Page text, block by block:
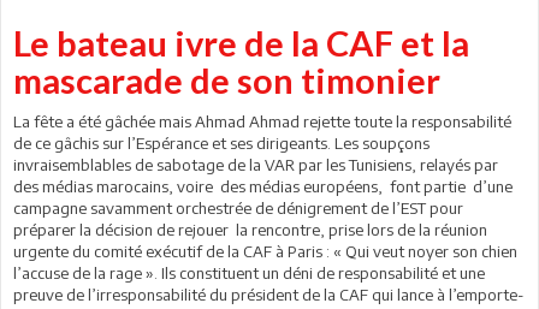
Le bateau ivre de la CAF et la
mascarade de son timonier
La fête a été gâchée mais Ahmad Ahmad rejette toute la responsabilité
de ce gâchis sur l’Espérance et ses dirigeants. Les soupçons
invraisemblables de sabotage de la VAR par les Tunisiens, relayés par
des médias marocains, voire des médias européens, font partie d’une
campagne savamment orchestrée de dénigrement de l’EST pour
préparer la décision de rejouer la rencontre, prise lors de la réunion
urgente du comité exécutif de la CAF à Paris : « Qui veut noyer son chien
l’accuse de la rage ». Ils constituent un déni de responsabilité et une
preuve de l’irresponsabilité du président de la CAF qui lance à l’emporte-